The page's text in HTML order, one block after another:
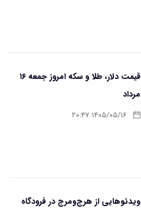
قیمت دلار، طلا و سکه امروز جمعه ۱۶
مرداد
۱۴۰۵/۰۵/۱۶ ۲۰:۴۷
ویدئوهایی از هرج‌ومرج در فرودگاه